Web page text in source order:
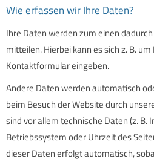
Wie erfassen wir Ihre Daten?
Ihre Daten werden zum einen
mitteilen. Hierbei kann es sich z. B.
Kontaktformular eingeben.
Andere Daten werden automatisch
beim Besuch der Website durch
sind vor allem technische Daten (z. B.
Betriebssystem oder Uhrzeit des
dieser Daten erfolgt automatisch,